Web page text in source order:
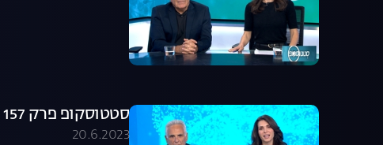
סטטוסקופ פרק 157
20.6.2023